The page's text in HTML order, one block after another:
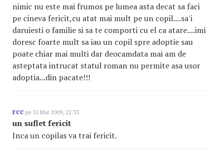
nimic nu este mai frumos pe lumea asta decat sa faci
pe cineva fericit,cu atat mai mult pe un copil....sa'i
daruiesti o familie si sa te comporti cu el ca atare....imi
doresc foarte mult sa iau un copil spre adoptie sau
poate chiar mai multi dar deocamdata mai am de
asteptata intrucat statul roman nu permite asa usor
adoptia...din pacate!!!
rcc pe 31 Mar 2009, 22:33
un suflet fericit
Inca un copilas va trai fericit.